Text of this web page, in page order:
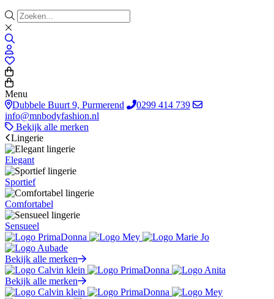
Menu
Dubbele Buurt 9, Purmerend
0299 414 739
info@mnbodyfashion.nl
Bekijk alle merken
Lingerie
Elegant
Sportief
Comfortabel
Sensueel
Bekijk alle merken
Bekijk alle merken